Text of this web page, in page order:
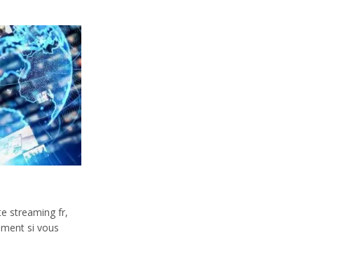
streaming fr,
si vous